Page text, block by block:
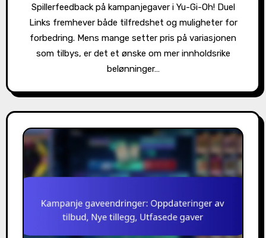
Spillerfeedback på kampanjegaver i Yu-Gi-Oh! Duel
Links fremhever både tilfredshet og muligheter for
forbedring. Mens mange setter pris på variasjonen
som tilbys, er det et ønske om mer innholdsrike
belønninger…